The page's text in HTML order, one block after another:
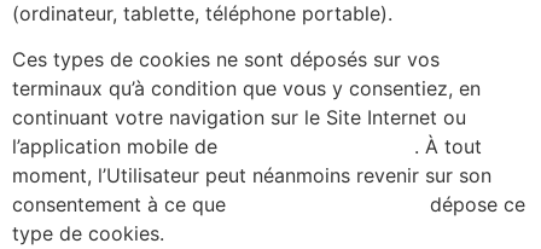
(ordinateur, tablette, téléphone portable).
Ces types de cookies ne sont déposés sur vos
terminaux qu’à condition que vous y consentiez, en
continuant votre navigation sur le Site Internet ou
l’application mobile de
. À tout
moment, l’Utilisateur peut néanmoins revenir sur son
consentement à ce que
dépose ce
type de cookies.